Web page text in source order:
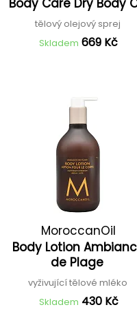
Body Care Dry Body
tělový olejový sprej
Skladem 669 Kč
MoroccanOil
Body Lotion
de Plage
vyživující tělové mléko
Skladem 430 Kč